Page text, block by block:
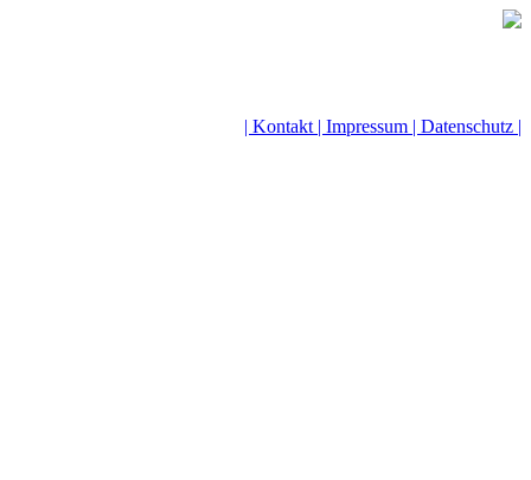
| Kontakt | Impressum | Datenschutz |